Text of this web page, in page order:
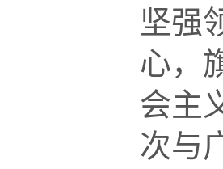
坚强
心，
会主
次与